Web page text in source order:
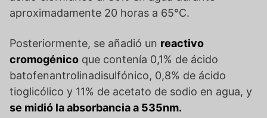
aproximadamente 20 horas a 65°C.
Posteriormente, se añadió un reactivo
cromogénico que contenía 0,1% de ácido
batofenantrolinadisulfónico, 0,8% de ácido
tioglicólico y 11% de acetato de sodio en agua, y
se midió la absorbancia a 535nm.